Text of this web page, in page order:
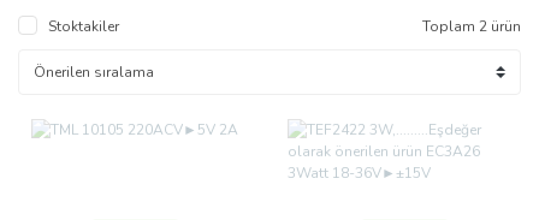
Stoktakiler Toplam 2 ürün